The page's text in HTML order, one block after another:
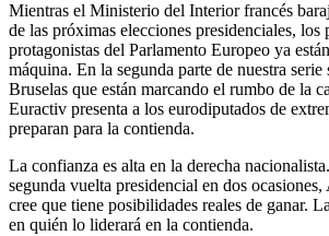
Mientras el Ministerio del Interior francés
de las próximas elecciones presidenciales, los
protagonistas del Parlamento Europeo ya
máquina. En la segunda parte de nuestra serie
Bruselas que están marcando el rumbo de la
Euractiv presenta a los eurodiputados de
preparan para la contienda.
La confianza es alta en la derecha
segunda vuelta presidencial en dos
cree que tiene posibilidades reales de ganar.
en quién lo liderará en la contienda.